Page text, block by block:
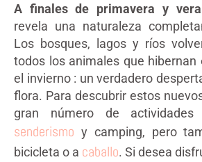
A finales de primavera y
revela una naturaleza
Los bosques, lagos y ríos
todos los animales que hibernan
el invierno : un verdadero
flora. Para descubrir estos
gran número de actividades
senderismo y camping, pero
bicicleta o a caballo. Si desea